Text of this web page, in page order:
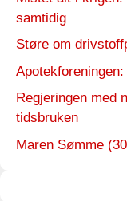
samtidig
Støre om
Regjeringen med
tidsbruken
Maren Sømme